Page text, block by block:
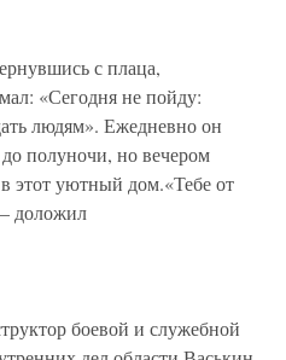
с плаца,
«Сегодня не пойду:
людям». Ежедневно он
полуночи, но вечером
этот уютный дом.«Тебе от
доложил
боевой и служебной